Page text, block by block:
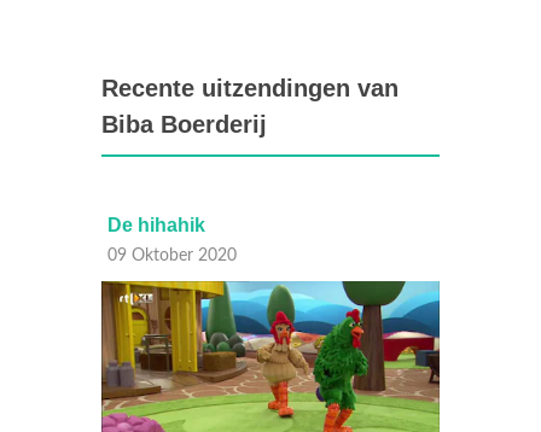
Recente uitzendingen van
Biba Boerderij
Doet het zeer?
08 Oktober 2020